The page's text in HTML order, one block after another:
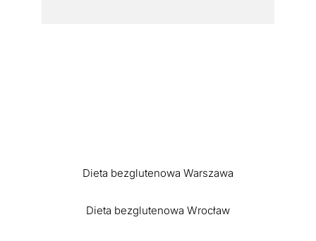
Dieta bezglutenowa Warszawa
Dieta bezglutenowa Wrocław